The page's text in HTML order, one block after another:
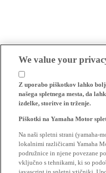
We value your
Z uporabo piškotkov lahko
našega spletnega mesta, da
izdelke, storitve in trženje.
Piškotki na Yamaha Motor
Na naši spletni strani (yamaha-
lokalnimi različicami Yamaha
podružnice in njene povezane
vključno s tehnikami, ki so